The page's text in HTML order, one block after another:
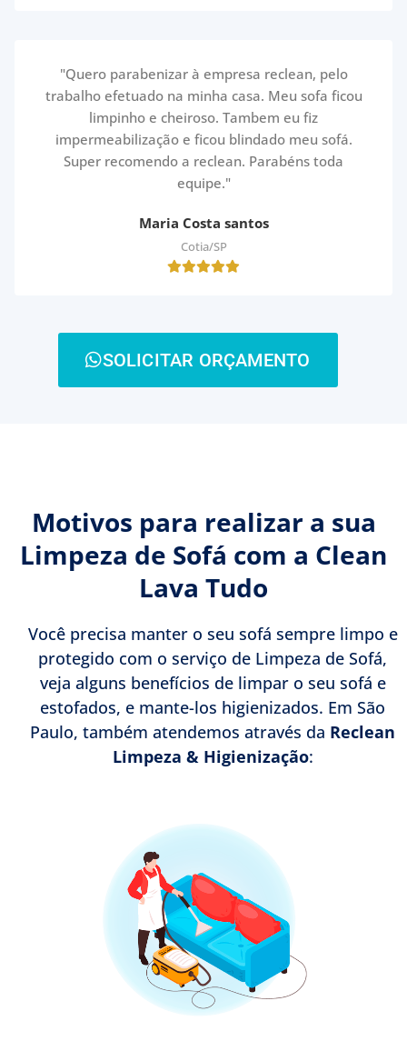
"Quero parabenizar à empresa reclean, pelo
trabalho efetuado na minha casa. Meu sofa ficou
limpinho e cheiroso. Tambem eu fiz
impermeabilização e ficou blindado meu sofá.
Super recomendo a reclean. Parabéns toda
equipe."
Maria Costa santos
Cotia/SP
SOLICITAR ORÇAMENTO
Motivos para realizar a sua
Limpeza de Sofá com a Clean
Lava Tudo
Você precisa manter o seu sofá sempre limpo e
protegido com o serviço de Limpeza de Sofá,
veja alguns benefícios de limpar o seu sofá e
estofados, e mante-los higienizados. Em São
Paulo, também atendemos através da Reclean
Limpeza & Higienização: